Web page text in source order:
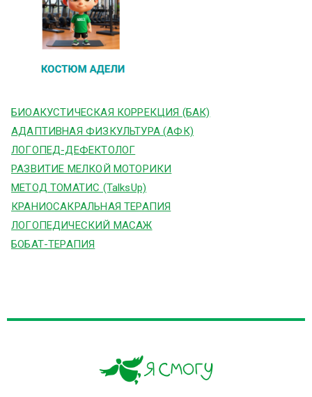
БИОАКУСТИЧЕСКАЯ КОРРЕКЦИЯ (БАК)
АДАПТИВНАЯ ФИЗКУЛЬТУРА (АФК)
ЛОГОПЕД-ДЕФЕКТОЛОГ
РАЗВИТИЕ МЕЛКОЙ МОТОРИКИ
МЕТОД ТОМАТИС (TalksUp)
КРАНИОСАКРАЛЬНАЯ ТЕРАПИЯ
ЛОГОПЕДИЧЕСКИЙ МАСАЖ
БОБАТ-ТЕРАПИЯ